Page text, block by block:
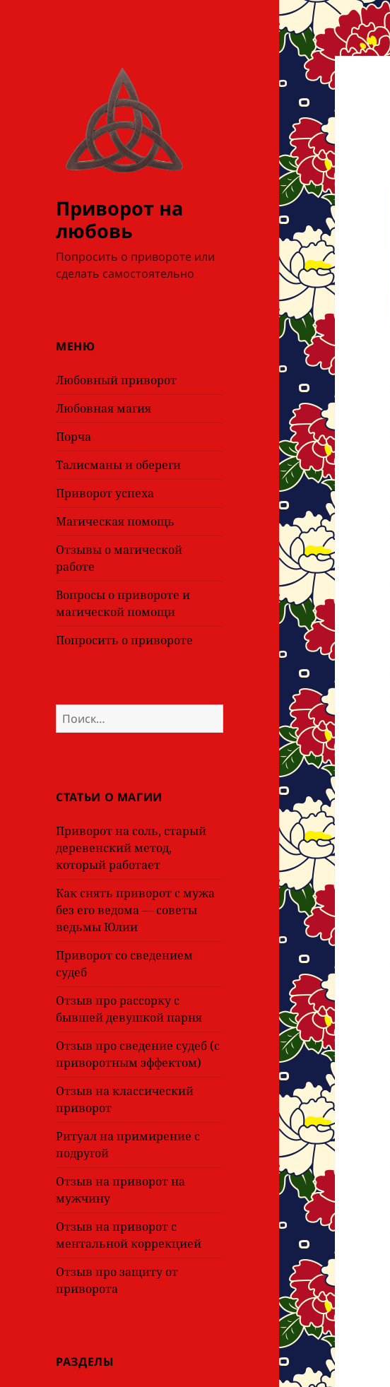
Приворот на
любовь
Попросить о привороте или
сделать самостоятельно
МЕНЮ
Любовный приворот
Любовная магия
Порча
Талисманы и обереги
Приворот успеха
Магическая помощь
Отзывы о магической
работе
Вопросы о привороте и
магической помощи
Попросить о привороте
Найти:
СТАТЬИ О МАГИИ
Приворот на соль, старый
деревенский метод,
который работает
Как снять приворот с мужа
без его ведома — советы
ведьмы Юлии
Приворот со сведением
судеб
Отзыв про рассорку с
бывшей девушкой парня
Отзыв про сведение судеб (с
приворотным эффектом)
Отзыв на классический
приворот
Ритуал на примирение с
подругой
Отзыв на приворот на
мужчину
Отзыв на приворот с
ментальной коррекцией
Отзыв про защиту от
приворота
РАЗДЕЛЫ